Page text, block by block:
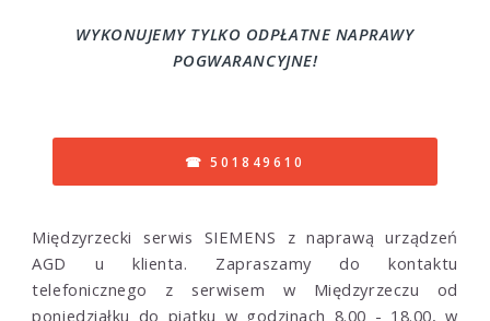
WYKONUJEMY TYLKO ODPŁATNE NAPRAWY
POGWARANCYJNE!
☎ 501849610
Międzyrzecki serwis SIEMENS z naprawą urządzeń
AGD u klienta. Zapraszamy do kontaktu
telefonicznego z serwisem w Międzyrzeczu od
poniedziałku do piątku w godzinach 8.00 - 18.00, w